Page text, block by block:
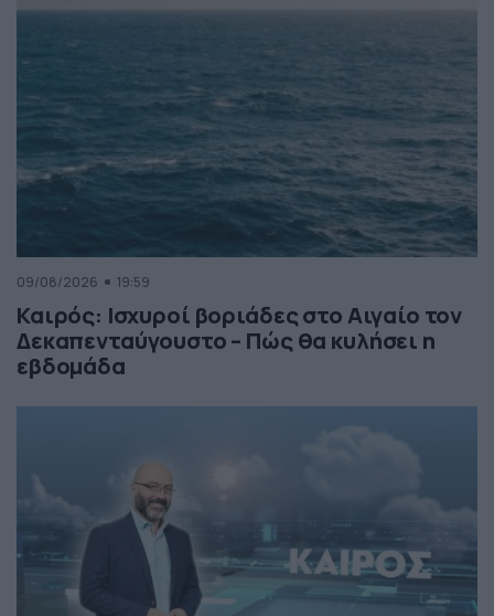
09/08/2026 19:59
Καιρός: Ισχυροί βοριάδες στο Αιγαίο τον
Δεκαπενταύγουστο – Πώς θα κυλήσει η
εβδομάδα